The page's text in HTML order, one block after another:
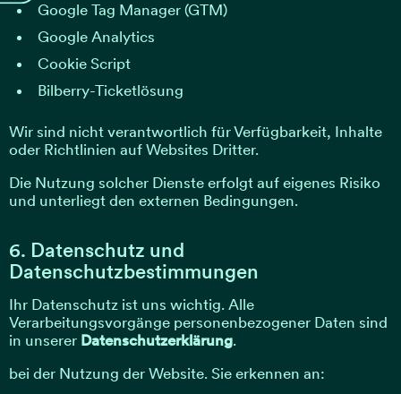
Google Tag Manager (GTM)
Google Analytics
Cookie Script
Bilberry-Ticketlösung
Wir sind nicht verantwortlich für Verfügbarkeit, Inhalte
oder Richtlinien auf Websites Dritter.
Die Nutzung solcher Dienste erfolgt auf eigenes Risiko
und unterliegt den externen Bedingungen.
6. Datenschutz und
Datenschutzbestimmungen
Ihr Datenschutz ist uns wichtig. Alle
Verarbeitungsvorgänge personenbezogener Daten sind
in unserer Datenschutzerklärung.
bei der Nutzung der Website. Sie erkennen an: